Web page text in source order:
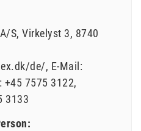
S Virkelyst 3 8740
de/ E-Mail:
+45 7575 3122
3133